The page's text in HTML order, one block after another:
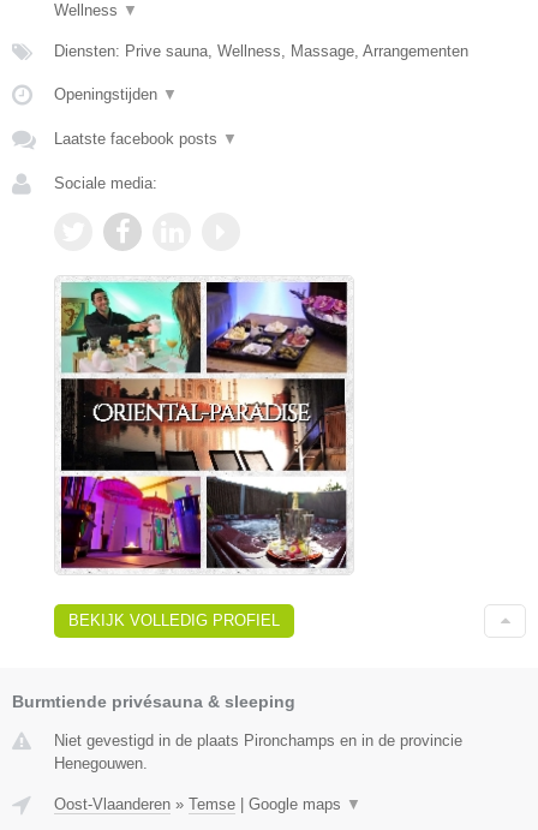
Wellness ▼
Diensten: Prive sauna, Wellness, Massage, Arrangementen
Openingstijden ▼
Laatste facebook posts ▼
Sociale media:
BEKIJK VOLLEDIG PROFIEL
Burmtiende privésauna & sleeping
Niet gevestigd in de plaats Pironchamps en in de provincie
Henegouwen.
Oost-Vlaanderen » Temse Google maps ▼